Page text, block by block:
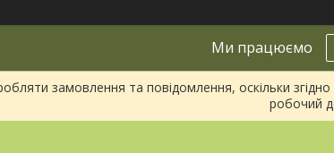
Ми працюємо
замовлення та повідомлення, оскільки
робочий